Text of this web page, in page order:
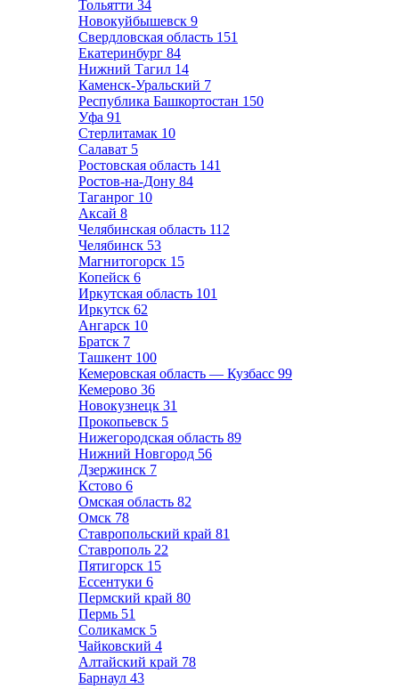
Тольятти 34
Новокуйбышевск 9
Свердловская область 151
Екатеринбург 84
Нижний Тагил 14
Каменск-Уральский 7
Республика Башкортостан 150
Уфа 91
Стерлитамак 10
Салават 5
Ростовская область 141
Ростов-на-Дону 84
Таганрог 10
Аксай 8
Челябинская область 112
Челябинск 53
Магнитогорск 15
Копейск 6
Иркутская область 101
Иркутск 62
Ангарск 10
Братск 7
Ташкент 100
Кемеровская область — Кузбасс 99
Кемерово 36
Новокузнецк 31
Прокопьевск 5
Нижегородская область 89
Нижний Новгород 56
Дзержинск 7
Кстово 6
Омская область 82
Омск 78
Ставропольский край 81
Ставрополь 22
Пятигорск 15
Ессентуки 6
Пермский край 80
Пермь 51
Соликамск 5
Чайковский 4
Алтайский край 78
Барнаул 43